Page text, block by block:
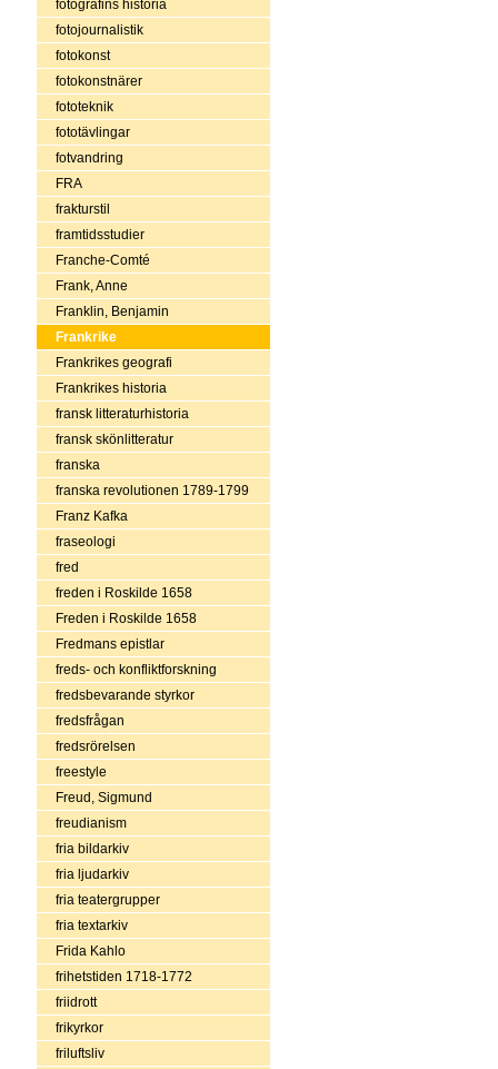
fotografins historia
fotojournalistik
fotokonst
fotokonstnärer
fototeknik
fototävlingar
fotvandring
FRA
frakturstil
framtidsstudier
Franche-Comté
Frank, Anne
Franklin, Benjamin
Frankrike
Frankrikes geografi
Frankrikes historia
fransk litteraturhistoria
fransk skönlitteratur
franska
franska revolutionen 1789-1799
Franz Kafka
fraseologi
fred
freden i Roskilde 1658
Freden i Roskilde 1658
Fredmans epistlar
freds- och konfliktforskning
fredsbevarande styrkor
fredsfrågan
fredsrörelsen
freestyle
Freud, Sigmund
freudianism
fria bildarkiv
fria ljudarkiv
fria teatergrupper
fria textarkiv
Frida Kahlo
frihetstiden 1718-1772
friidrott
frikyrkor
friluftsliv